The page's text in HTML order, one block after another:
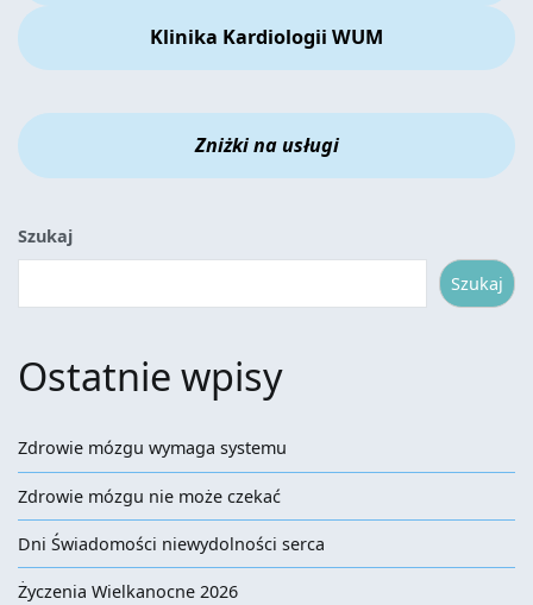
Klinika Kardiologii WUM
Zniżki na usługi
Szukaj
Szukaj
Ostatnie wpisy
Zdrowie mózgu wymaga systemu
Zdrowie mózgu nie może czekać
Dni Świadomości niewydolności serca
Życzenia Wielkanocne 2026